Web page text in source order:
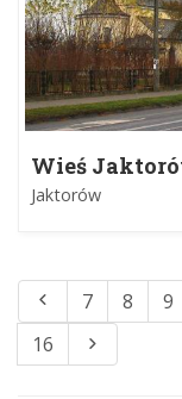
Wieś
Jaktorów
7 8 9
16